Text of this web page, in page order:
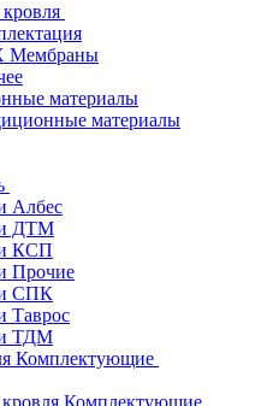
материалы
материалы
Албес
ДТМ
КСП
Прочие
СПК
Таврос
ТДМ
Комплектующие
кровля Комплектующие